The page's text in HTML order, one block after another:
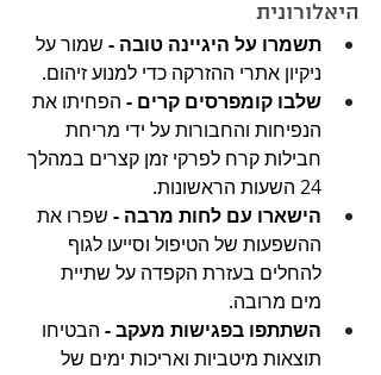
היאלורונית
תשמרו על היגיינה טובה - שמור על
ניקיון אתרי ההזרקה כדי למנוע זיהום.
שלבו קומפרסים קרים - הפחיתו את
הנפיחות והחבורות על ידי מריחת
חבילות קרח לפרקי זמן קצרים במהלך
24 השעות הראשונות.
הישארו עם לחות מרבה - שפרו את
ההשפעות של הטיפול וסייעו לגוף
להחלים בעזרת הקפדה על שתיית
מים מרובה.
השתתפו בפגישות מעקב - הבטיחו
תוצאות מיטביות ואריכות ימים של